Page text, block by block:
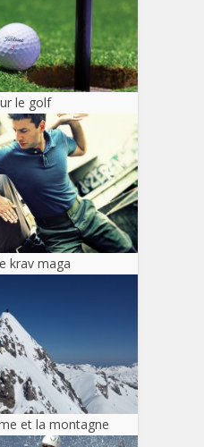
le golf
krav maga
et la montagne